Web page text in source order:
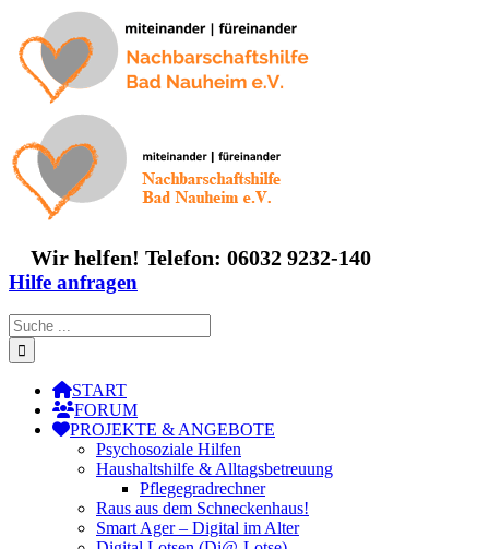
Inhalt
springen
Wir helfen! Telefon: 06032 9232-140
Hilfe anfragen
Suche
nach:
START
FORUM
PROJEKTE & ANGEBOTE
Psychosoziale Hilfen
Haushaltshilfe & Alltagsbetreuung
Pflegegradrechner
Raus aus dem Schneckenhaus!
Smart Ager – Digital im Alter